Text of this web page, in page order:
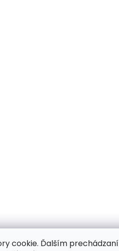
cookie. Ďalším